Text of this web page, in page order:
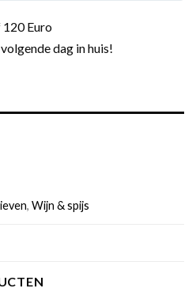
Euro
dag in huis!
,Wijn & spijs